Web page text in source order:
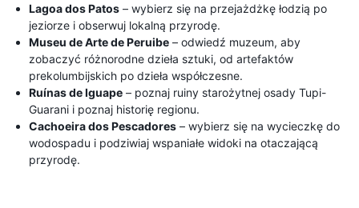
Lagoa dos Patos – wybierz się na przejażdżkę łodzią po
jeziorze i obserwuj lokalną przyrodę.
Museu de Arte de Peruibe – odwiedź muzeum, aby
zobaczyć różnorodne dzieła sztuki, od artefaktów
prekolumbijskich po dzieła współczesne.
Ruínas de Iguape – poznaj ruiny starożytnej osady Tupi-
Guarani i poznaj historię regionu.
Cachoeira dos Pescadores – wybierz się na wycieczkę do
wodospadu i podziwiaj wspaniałe widoki na otaczającą
przyrodę.